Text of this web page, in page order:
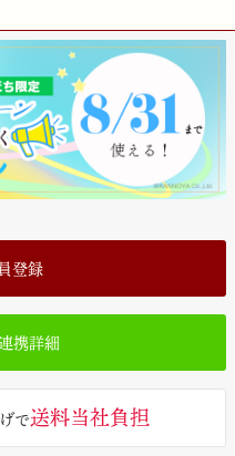
登録
携詳細
で送料当社負担